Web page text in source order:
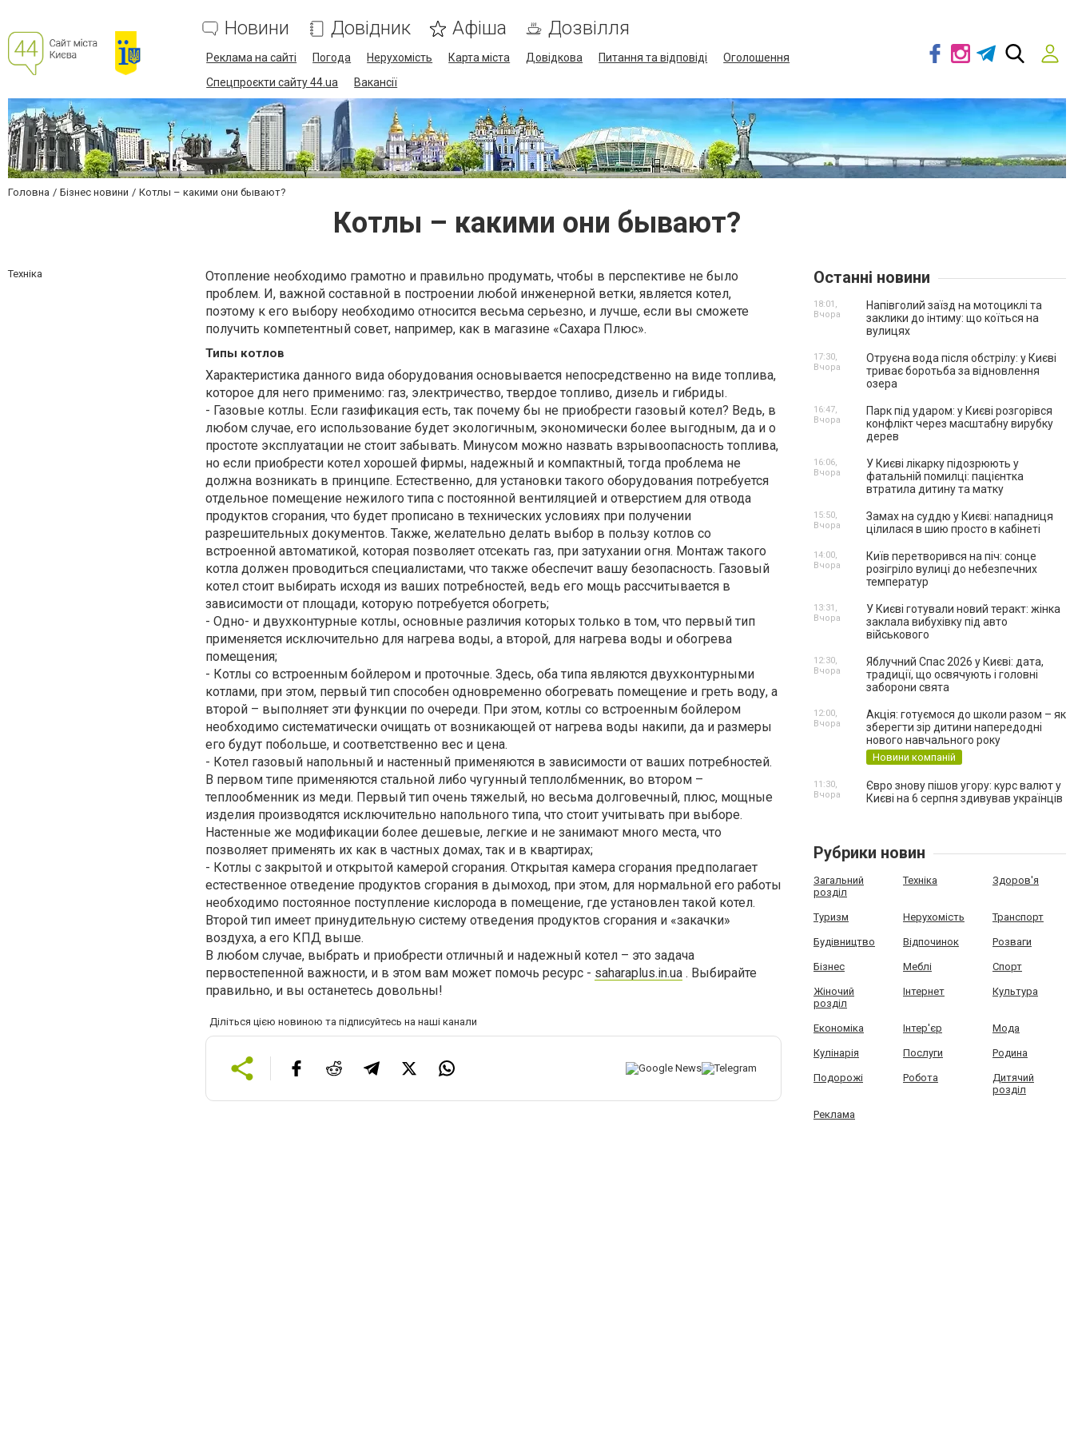
Новини Довідник Афіша Дозвілля
Реклама на сайті Погода Нерухомість Карта міста Довідкова Питання та відповіді
Оголошення
Спецпроєкти сайту 44.ua
Вакансії
Головна Бізнес новини Котлы – какими они бывают?
Котлы – какими они бывают?
Техніка
Отопление необходимо грамотно и правильно продумать, чтобы в перспективе не было
проблем. И, важной составной в построении любой инженерной ветки, является котел,
поэтому к его выбору необходимо относится весьма серьезно, и лучше, если вы сможете
получить компетентный совет, например, как в магазине «Сахара Плюс».
Типы котлов
Характеристика данного вида оборудования основывается непосредственно на виде топлива,
которое для него применимо: газ, электричество, твердое топливо, дизель и гибриды.
- Газовые котлы. Если газификация есть, так почему бы не приобрести газовый котел? Ведь, в
любом случае, его использование будет экологичным, экономически более выгодным, да и о
простоте эксплуатации не стоит забывать. Минусом можно назвать взрывоопасность топлива,
но если приобрести котел хорошей фирмы, надежный и компактный, тогда проблема не
должна возникать в принципе. Естественно, для установки такого оборудования потребуется
отдельное помещение нежилого типа с постоянной вентиляцией и отверстием для отвода
продуктов сгорания, что будет прописано в технических условиях при получении
разрешительных документов. Также, желательно делать выбор в пользу котлов со
встроенной автоматикой, которая позволяет отсекать газ, при затухании огня. Монтаж такого
котла должен проводиться специалистами, что также обеспечит вашу безопасность. Газовый
котел стоит выбирать исходя из ваших потребностей, ведь его мощь рассчитывается в
зависимости от площади, которую потребуется обогреть;
- Одно- и двухконтурные котлы, основные различия которых только в том, что первый тип
применяется исключительно для нагрева воды, а второй, для нагрева воды и обогрева
помещения;
- Котлы со встроенным бойлером и проточные. Здесь, оба типа являются двухконтурными
котлами, при этом, первый тип способен одновременно обогревать помещение и греть воду, а
второй – выполняет эти функции по очереди. При этом, котлы со встроенным бойлером
необходимо систематически очищать от возникающей от нагрева воды накипи, да и размеры
его будут побольше, и соответственно вес и цена.
- Котел газовый напольный и настенный применяются в зависимости от ваших потребностей.
В первом типе применяются стальной либо чугунный теплолбменник, во втором –
теплообменник из меди. Первый тип очень тяжелый, но весьма долговечный, плюс, мощные
изделия производятся исключительно напольного типа, что стоит учитывать при выборе.
Настенные же модификации более дешевые, легкие и не занимают много места, что
позволяет применять их как в частных домах, так и в квартирах;
- Котлы с закрытой и открытой камерой сгорания. Открытая камера сгорания предполагает
естественное отведение продуктов сгорания в дымоход, при этом, для нормальной его работы
необходимо постоянное поступление кислорода в помещение, где установлен такой котел.
Второй тип имеет принудительную систему отведения продуктов сгорания и «закачки»
воздуха, а его КПД выше.
В любом случае, выбрать и приобрести отличный и надежный котел – это задача
первостепенной важности, и в этом вам может помочь ресурc - saharaplus.in.ua . Выбирайте
правильно, и вы останетесь довольны!
Діліться цією новиною та підписуйтесь на наші канали
Останні новини
Напівголий заїзд на мотоциклі та
заклики до інтиму: що коїться на
вулицях
18:01,
Вчора
Отруєна вода після обстрілу: у Києві
триває боротьба за відновлення
озера
17:30,
Вчора
Парк під ударом: у Києві розгорівся
конфлікт через масштабну вирубку
дерев
16:47,
Вчора
У Києві лікарку підозрюють у
фатальній помилці: пацієнтка
втратила дитину та матку
16:06,
Вчора
Замах на суддю у Києві: нападниця
цілилася в шию просто в кабінеті
15:50,
Вчора
Київ перетворився на піч: сонце
розігріло вулиці до небезпечних
температур
14:00,
Вчора
У Києві готували новий теракт: жінка
заклала вибухівку під авто
військового
13:31,
Вчора
Яблучний Спас 2026 у Києві: дата,
традиції, що освячують і головні
заборони свята
12:30,
Вчора
Акція: готуємося до школи разом – як
зберегти зір дитини напередодні
нового навчального року
Новини компаній
12:00,
Вчора
Євро знову пішов угору: курс валют у
Києві на 6 серпня здивував українців
11:30,
Вчора
Рубрики новин
Загальний
розділ
Техніка Здоров'я
Туризм Нерухомість Транспорт
Будівництво Відпочинок Розваги
Бізнес Меблі Спорт
Жіночий
розділ
Інтернет Культура
Економіка Інтер'єр Мода
Кулінарія Послуги Родина
Подорожі Робота
Дитячий
розділ
Реклама